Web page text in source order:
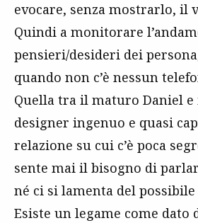
evocare, senza mostrarlo, il
Quindi a monitorare
pensieri/desideri dei
quando non c’è nessun
Quella tra il maturo Daniel e
designer ingenuo e quasi
relazione su cui c’è poca
sente mai il bisogno di
né ci si lamenta del
Esiste un legame come dato